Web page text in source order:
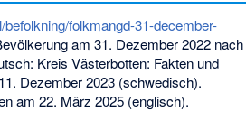
folkmangd-31-december-
am 31. Dezember 2022 nach
Kreis Västerbotten: Fakten und
Dezember 2023 (schwedisch).
am 22. März 2025 (englisch).